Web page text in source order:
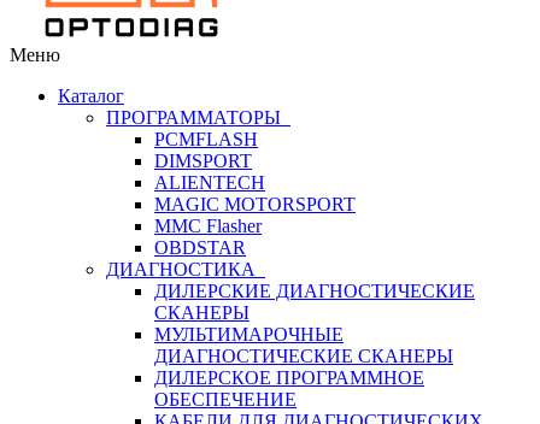
Меню
Каталог
ПРОГРАММАТОРЫ
PCMFLASH
DIMSPORT
ALIENTECH
MAGIC MOTORSPORT
MMC Flasher
OBDSTAR
ДИАГНОСТИКА
ДИЛЕРСКИЕ ДИАГНОСТИЧЕСКИЕ
СКАНЕРЫ
МУЛЬТИМАРОЧНЫЕ
ДИАГНОСТИЧЕСКИЕ СКАНЕРЫ
ДИЛЕРСКОЕ ПРОГРАММНОЕ
ОБЕСПЕЧЕНИЕ